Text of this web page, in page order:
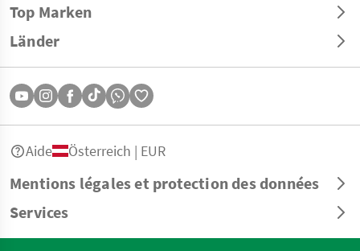
Top Marken
Länder
Mentions légales et protection des données
Services
Aide Österreich | EUR